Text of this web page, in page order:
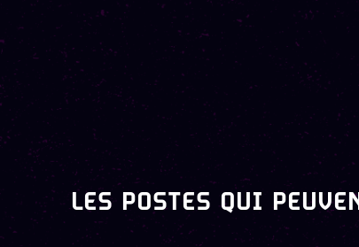
LES POSTES QUI